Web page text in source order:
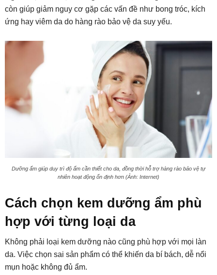
còn giúp giảm nguy cơ gặp các vấn đề như bong tróc, kích
ứng hay viêm da do hàng rào bảo vệ da suy yếu.
Dưỡng ẩm giúp duy trì độ ẩm cần thiết cho da, đồng thời hỗ trợ hàng rào bảo vệ tự
nhiên hoạt động ổn định hơn (Ảnh: Internet)
Cách chọn kem dưỡng ẩm phù
hợp với từng loại da
Không phải loại kem dưỡng nào cũng phù hợp với mọi làn
da. Việc chọn sai sản phẩm có thể khiến da bí bách, dễ nổi
mụn hoặc không đủ ẩm.